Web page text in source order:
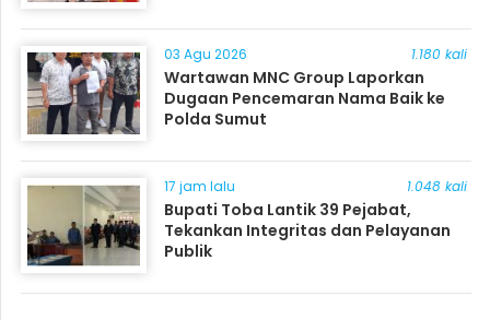
03 Agu 2026 1.180 kali
Wartawan MNC Group Laporkan
Dugaan Pencemaran Nama Baik ke
Polda Sumut
17 jam lalu 1.048 kali
Bupati Toba Lantik 39 Pejabat,
Tekankan Integritas dan Pelayanan
Publik